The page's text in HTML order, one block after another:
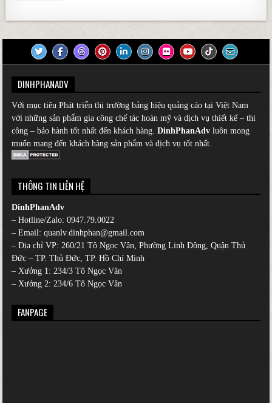
DINHPHANADV
Với mục tiêu Phát triển thị trường bảng hiệu quảng cáo tại Việt Nam
với những sản phẩm gia công chế tác hoàn mỹ và dịch vụ thiết kế – thi
công – bảo hành tốt nhất đến khách hàng.DinhPhanAdv luôn mong
muốn mang đến khách hàng sản phẩm và dịch vụ tốt nhất.
THÔNG TIN LIÊN HỆ
DinhPhanAdv
– Hotline/Zalo:0947.79.0022
– Email: quanlv.dinhphan@gmail.com
– Địa chỉ VP: 260/21 Tô Ngọc Vân, Phường Linh Đông, Quận Thủ
Đức – TP. Thủ Đức, TP. Hồ Chí Minh
– Xưởng 1: 234/3 Tô Ngọc Vân
– Xưởng 2: 234/6 Tô Ngọc Vân
FANPAGE